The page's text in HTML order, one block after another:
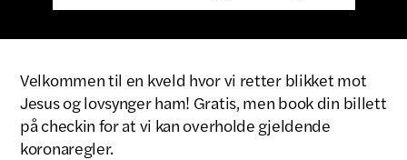
Velkommen til en kveld hvor vi retter blikket mot
Jesus og lovsynger ham! Gratis, men book din billett
på checkin for at vi kan overholde gjeldende
koronaregler.